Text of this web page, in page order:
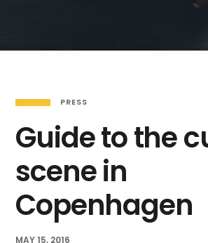
PRESS
Guide to the
scene in
Copenhagen
MAY 15, 2016